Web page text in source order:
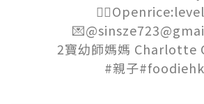
2寶幼師媽媽 Charlotte
#親子#foodiehk